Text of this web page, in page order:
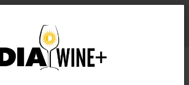
você está?
Pernambuco